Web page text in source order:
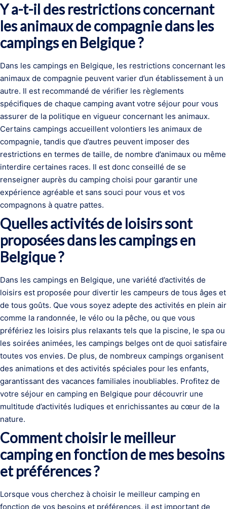
Y a-t-il des restrictions concernant
les animaux de compagnie dans les
campings en Belgique ?
Dans les campings en Belgique, les restrictions concernant les
animaux de compagnie peuvent varier d’un établissement à un
autre. Il est recommandé de vérifier les règlements
spécifiques de chaque camping avant votre séjour pour vous
assurer de la politique en vigueur concernant les animaux.
Certains campings accueillent volontiers les animaux de
compagnie, tandis que d’autres peuvent imposer des
restrictions en termes de taille, de nombre d’animaux ou même
interdire certaines races. Il est donc conseillé de se
renseigner auprès du camping choisi pour garantir une
expérience agréable et sans souci pour vous et vos
compagnons à quatre pattes.
Quelles activités de loisirs sont
proposées dans les campings en
Belgique ?
Dans les campings en Belgique, une variété d’activités de
loisirs est proposée pour divertir les campeurs de tous âges et
de tous goûts. Que vous soyez adepte des activités en plein air
comme la randonnée, le vélo ou la pêche, ou que vous
préfériez les loisirs plus relaxants tels que la piscine, le spa ou
les soirées animées, les campings belges ont de quoi satisfaire
toutes vos envies. De plus, de nombreux campings organisent
des animations et des activités spéciales pour les enfants,
garantissant des vacances familiales inoubliables. Profitez de
votre séjour en camping en Belgique pour découvrir une
multitude d’activités ludiques et enrichissantes au cœur de la
nature.
Comment choisir le meilleur
camping en fonction de mes besoins
et préférences ?
Lorsque vous cherchez à choisir le meilleur camping en
fonction de vos besoins et préférences, il est important de